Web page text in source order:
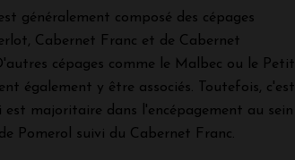
généralement composé des cépages
Cabernet Franc et de Cabernet
cépages comme le Malbec ou le Petit
également y être associés. Toutefois, c'est
est majoritaire dans l'encépagement au sein
Pomerol suivi du Cabernet Franc.